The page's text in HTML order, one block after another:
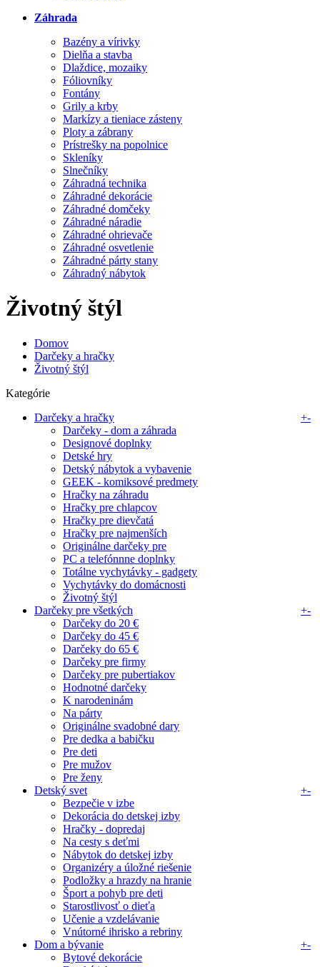
Záhrada
Bazény a vírivky
Dielňa a stavba
Dlaždice, mozaiky
Fóliovníky
Fontány
Grily a krby
Markízy a tieniace zásteny
Ploty a zábrany
Prístrešky na popolnice
Skleníky
Slnečníky
Záhradná technika
Záhradné dekorácie
Záhradné domčeky
Záhradné náradie
Záhradné ohrievače
Záhradné osvetlenie
Záhradné párty stany
Záhradný nábytok
Životný štýl
Domov
Darčeky a hračky
Životný štýl
Kategórie
Darčeky a hračky
+-
Darčeky - dom a záhrada
Designové doplnky
Detské hry
Detský nábytok a vybavenie
GEEK - komiksové predmety
Hračky na záhradu
Hračky pre chlapcov
Hračky pre dievčatá
Hračky pre najmenších
Originálne darčeky pre
PC a telefónnne doplnky
Totálne vychytávky - gadgety
Vychytávky do domácnosti
Životný štýl
Darčeky pre všetkých
+-
Darčeky do 20 €
Darčeky do 45 €
Darčeky do 65 €
Darčeky pre firmy
Darčeky pre pubertiakov
Hodnotné darčeky
K narodeninám
Na párty
Originálne svadobné dary
Pre dedka a babičku
Pre deti
Pre mužov
Pre ženy
Detský svet
+-
Bezpečie v izbe
Dekorácia do detskej izby
Hračky - dopredaj
Na cesty s deťmi
Nábytok do detskej izby
Organizéry a úložné riešenie
Podložky a hrazdy na hranie
Šport a pohyb pre deti
Starostlivosť o dieťa
Učenie a vzdelávanie
Vnútorné ihrisko a rebriny
Dom a bývanie
+-
Bytové dekorácie